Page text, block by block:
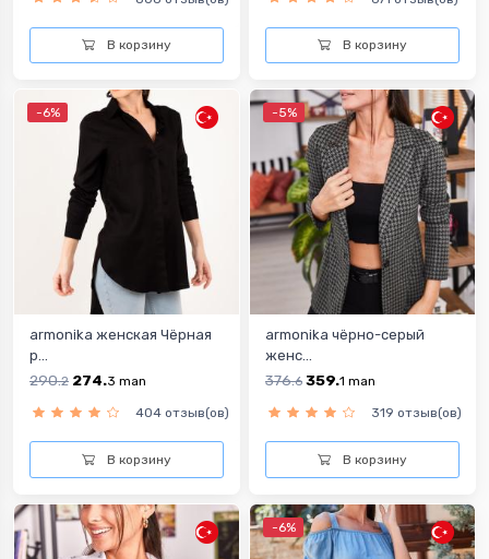
В корзину В корзину
-6%
armonika женская Чёрная
р...
290.2 274.3 man
404 отзыв(ов)
В корзину
-5%
armonika чёрно-серый
женс...
376.6 359.1 man
319 отзыв(ов)
В корзину
-6%